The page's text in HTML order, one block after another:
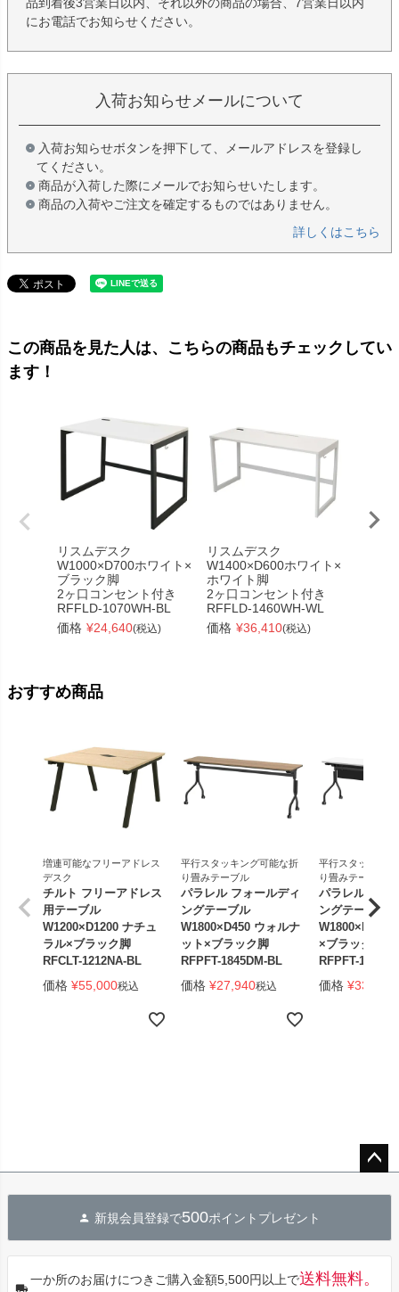
品到着後3営業日以内、それ以外の商品の場合、7営業日以内
にお電話でお知らせください。
入荷お知らせメールについて
入荷お知らせボタンを押下して、メールアドレスを登録し
てください。
商品が入荷した際にメールでお知らせいたします。
商品の入荷やご注文を確定するものではありません。
詳しくはこちら
この商品を見た人は、こちらの商品もチェックしてい
ます！
リスムデスク
W1000×D700ホワイト×
ブラック脚
2ヶ口コンセント付き
RFFLD-1070WH-BL
価格 ¥24,640(税込)
リスムデスク
W1400×D600ホワイト×
ホワイト脚
2ヶ口コンセント付き
RFFLD-1460WH-WL
価格 ¥36,410(税込)
おすすめ商品
増連可能なフリーアドレス
デスク
チルト フリーアドレス
用テーブル
W1200×D1200 ナチュ
ラル×ブラック脚
RFCLT-1212NA-BL
価格 ¥55,000税込
平行スタッキング可能な折
り畳みテーブル
パラレル フォールディ
ングテーブル
W1800×D450 ウォルナ
ット×ブラック脚
RFPFT-1845DM-BL
価格 ¥27,940税込
平行スタッキン
り畳みテーブル
パラレル フォ
ングテーブル
W1800×D450
×ブラック脚
RFPFT-
価格 ¥33,440
へ
新規会員登録で500ポイントプレゼント
一か所のお届けにつきご購入金額5,500円以上で送料無料。